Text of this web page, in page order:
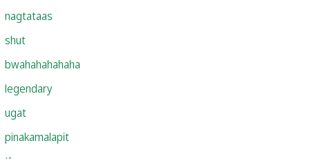
nagtataas
shut
bwahahahahaha
legendary
ugat
pinakamalapit